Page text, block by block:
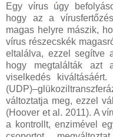
Egy vírus úgy
hogy az a
magas helyre mászik,
vírus részecskék
eltalálva, ezzel segítve
hogy megtalálták azt
viselkedés
változtatja meg, ezzel
(Hoover et al. 2011). A
a kontrollt, enzimével